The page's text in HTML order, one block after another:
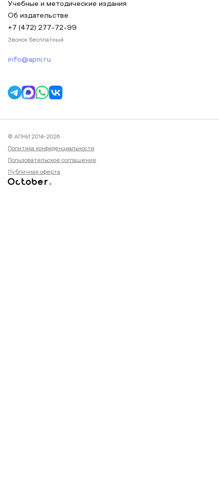
Учебные и методические издания
Об издательстве
+7 (472) 277-72-99
Звонок бесплатный
info@apni.ru
© АПНИ 2014-2026
Политика конфиденциальности
Пользовательское соглашение
Публичная оферта